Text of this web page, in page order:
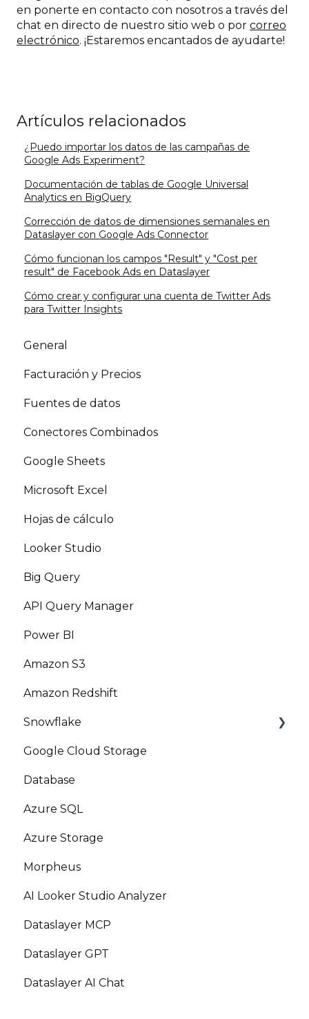
en ponerte en contacto con nosotros a través del
chat en directo de nuestro sitio web o por correo
electrónico. ¡Estaremos encantados de ayudarte!
Artículos relacionados
¿Puedo importar los datos de las campañas de
Google Ads Experiment?
Documentación de tablas de Google Universal
Analytics en BigQuery
Corrección de datos de dimensiones semanales en
Dataslayer con Google Ads Connector
Cómo funcionan los campos "Result" y "Cost per
result" de Facebook Ads en Dataslayer
Cómo crear y configurar una cuenta de Twitter Ads
para Twitter Insights
General
Facturación y Precios
Fuentes de datos
Conectores Combinados
Google Sheets
Microsoft Excel
Hojas de cálculo
Looker Studio
Big Query
API Query Manager
Power BI
Amazon S3
Amazon Redshift
Snowflake
Marketplace
Google Cloud Storage
Database
Azure SQL
Azure Storage
Morpheus
AI Looker Studio Analyzer
Dataslayer MCP
Dataslayer GPT
Dataslayer AI Chat